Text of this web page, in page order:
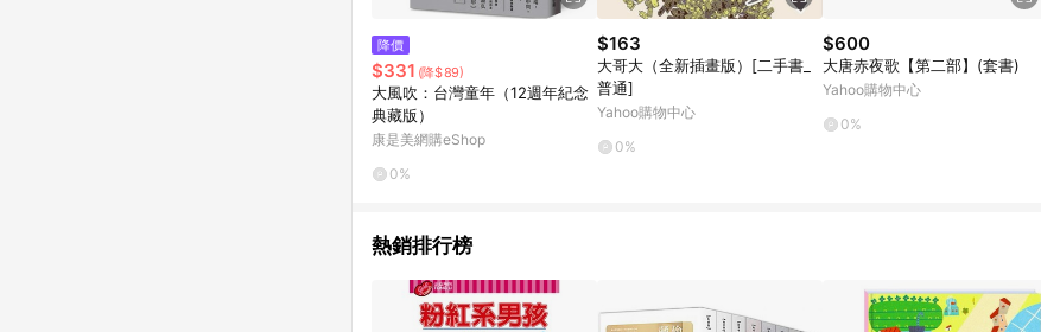
降價
$331 (降$89)
大風吹：台灣童年（12週年紀念
典藏版）
康是美網購eShop
0%
$163
大哥大（全新插畫版）[二手書_
普通]
Yahoo購物中心
0%
$600
大唐赤夜歌【第二部】(套書)
Yahoo購物中心
0%
熱銷排行榜